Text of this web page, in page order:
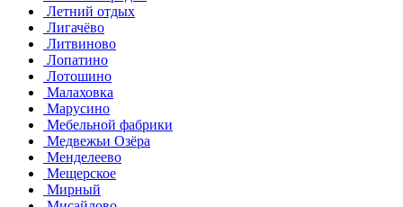
Летний отдых
Лигачёво
Литвиново
Лопатино
Лотошино
Малаховка
Марусино
Мебельной фабрики
Медвежьи Озёра
Менделеево
Мещерское
Мирный